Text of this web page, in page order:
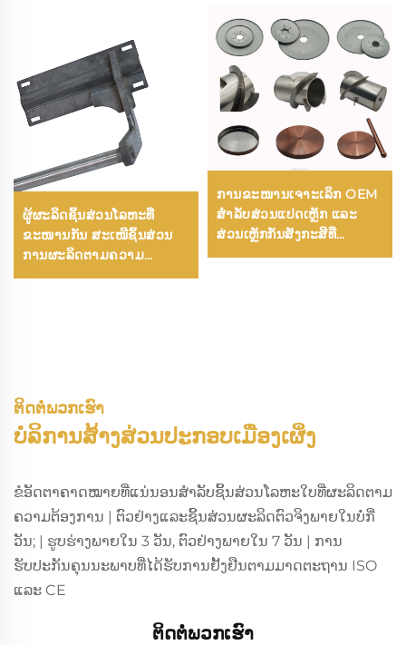
ຜູ້ຜະລິດຊິ້ນສ່ວນໂລຫະທີ່
ຂະໜານກັນ ສະເໜີຊິ້ນສ່ວນ
ການຜະລິດຕາມຄວາມ
ຕ້ອງການ ການງໍ ແລະ ຊິ້ນສ່ວນ
ການຂະໜານເຈາະເລິກ OEM
ສຳລັບສ່ວນແປດເຫຼັກ ແລະ
ສ່ວນເຫຼັກກັນສັງກະສີທີ່
ຂະໜານເລິກ
ຕິດຕໍ່ພວກເຮົາ
ບໍລິການສ້າງສ່ວນປະກອບເມືອງເຜິ່ງ
ຂໍອັດຕາຄາດໝາຍທີ່ແນ່ນອນສຳລັບຊິ້ນສ່ວນໂລຫະໃບທີ່ຜະລິດຕາມ
ຄວາມຕ້ອງການ | ຕົວຢ່າງແລະຊິ້ນສ່ວນຜະລິດຕົວຈິງພາຍໃນບໍ່ກີ່
ວັນ; | ຮູບຮ່າງພາຍໃນ 3 ວັນ, ຕົວຢ່າງພາຍໃນ 7 ວັນ | ການ
ຮັບປະກັນຄຸນນະພາບທີ່ໄດ້ຮັບການຢັ້ງຢືນຕາມມາດຕະຖານ ISO
ແລະ CE
ຕິດຕໍ່ພວກເຮົາ